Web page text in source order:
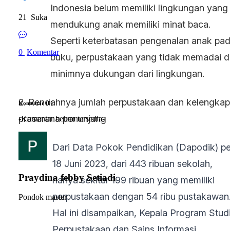
Indonesia belum memiliki lingkungan yang
mendukung anak memiliki minat baca.
Seperti keterbatasan pengenalan anak
buku, perpustakaan yang tidak memadai
minimnya dukungan dari lingkungan.
2. Rendahnya jumlah perpustakaan dan
prasarana penunjang
Dari Data Pokok Pendidikan (Dapodik)
18 Juni 2023, dari 443 ribuan sekolah,
hanya sekitar 199 ribuan yang memiliki
perpustakaan dengan 54 ribu
Hal ini disampaikan, Kepala Program
21 Suka
0 Komentar
Komentar (0)
-Komentar belum tersedia-
Praydina febby Setiadi
Pondok master